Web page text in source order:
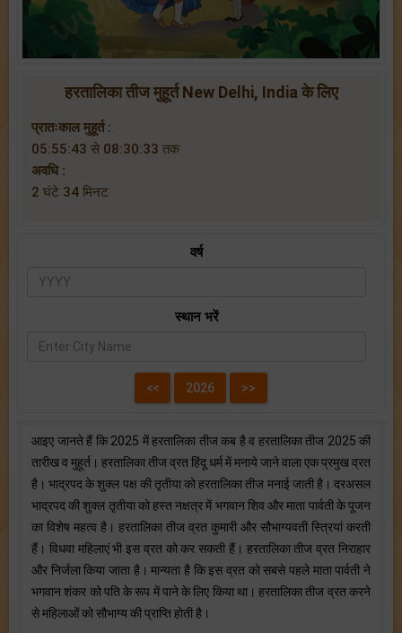
हरतालिका तीज मुहूर्त New Delhi, India के लिए
प्रातःकाल मुहूर्त :
05:55:43 से 08:30:33 तक
अवधि :
2 घंटे 34 मिनट
वर्ष
स्थान भरें
आइए जानते हैं कि 2025 में हरतालिका तीज कब है व हरतालिका तीज 2025 की
तारीख व मुहूर्त। हरतालिका तीज व्रत हिंदू धर्म में मनाये जाने वाला एक प्रमुख व्रत
है। भाद्रपद के शुक्ल पक्ष की तृतीया को हरतालिका तीज मनाई जाती है। दरअसल
भाद्रपद की शुक्ल तृतीया को हस्त नक्षत्र में भगवान शिव और माता पार्वती के पूजन
का विशेष महत्व है। हरतालिका तीज व्रत कुमारी और सौभाग्यवती स्त्रियां करती
हैं। विधवा महिलाएं भी इस व्रत को कर सकती हैं। हरतालिका तीज व्रत निराहार
और निर्जला किया जाता है। मान्यता है कि इस व्रत को सबसे पहले माता पार्वती ने
भगवान शंकर को पति के रूप में पाने के लिए किया था। हरतालिका तीज व्रत करने
से महिलाओं को सौभाग्य की प्राप्ति होती है।